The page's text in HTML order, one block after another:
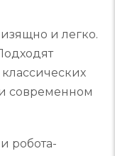
и легко.
современном
робота-